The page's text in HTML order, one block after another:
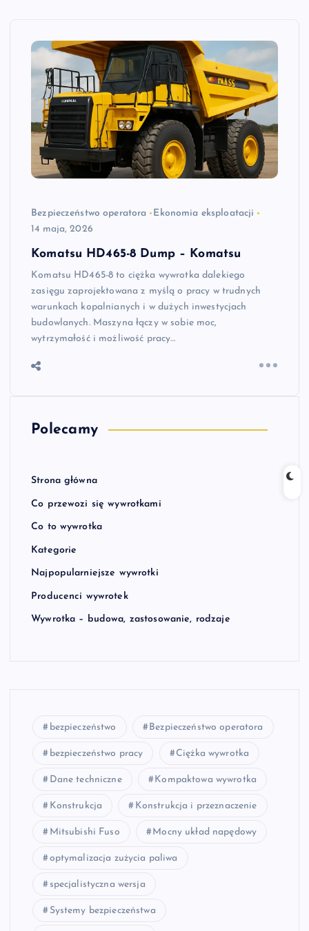
Bezpieczeństwo operatora
Ekonomia eksploatacji
14 maja, 2026
Komatsu HD465-8 Dump – Komatsu
Komatsu HD465-8 to ciężka wywrotka dalekiego
zasięgu zaprojektowana z myślą o pracy w trudnych
warunkach kopalnianych i w dużych inwestycjach
budowlanych. Maszyna łączy w sobie moc,
wytrzymałość i możliwość pracy…
Polecamy
Strona główna
Co przewozi się wywrotkami
Co to wywrotka
Kategorie
Najpopularniejsze wywrotki
Producenci wywrotek
Wywrotka – budowa, zastosowanie, rodzaje
bezpieczeństwo Bezpieczeństwo operatora
bezpieczeństwo pracy Ciężka wywrotka
Dane techniczne Kompaktowa wywrotka
Konstrukcja Konstrukcja i przeznaczenie
Mitsubishi Fuso Mocny układ napędowy
optymalizacja zużycia paliwa
specjalistyczna wersja
Systemy bezpieczeństwa